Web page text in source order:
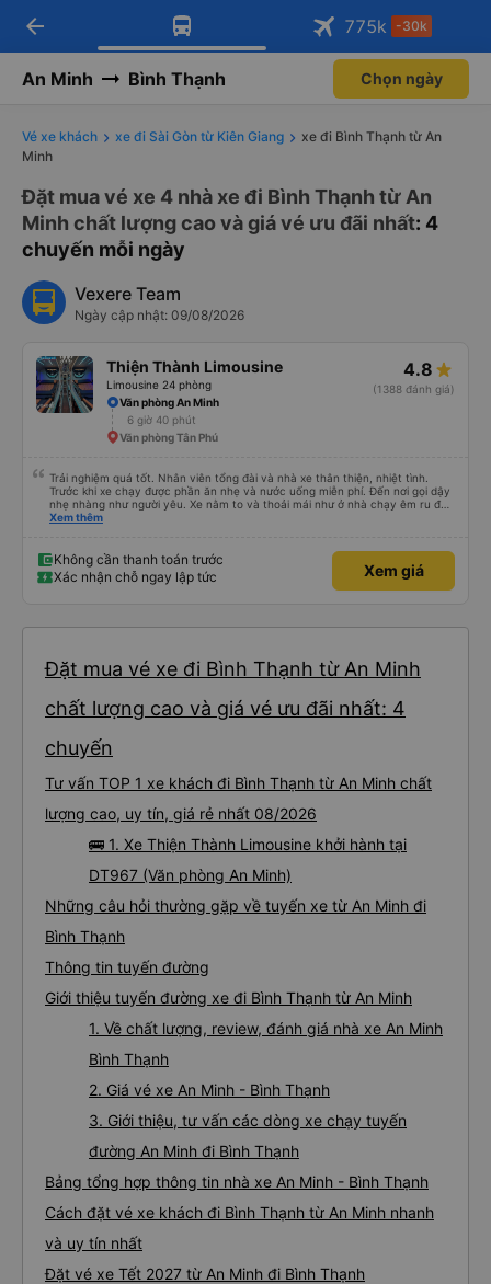
Tải app Vexere ngay!
Nhận ưu đãi thành viên độc
Mở app
Tải app Vexere
-30k/ghế khi đặt vé máy bay qua
Mở app
arrow_back 775k -30k
An Minh Bình Thạnh Chọn ngày
Vé xe khách xe đi Sài Gòn từ Kiên Giang
xe đi Bình Thạnh từ An
Minh
Đặt mua vé xe 4 nhà xe đi Bình Thạnh từ An
Minh chất lượng cao và giá vé ưu đãi nhất: 4
chuyến mỗi ngày
Vexere Team
Ngày cập nhật: 09/08/2026
Thiện Thành Limousine
Limousine 24 phòng
4.8
(1388 đánh giá)
Văn phòng An Minh
6 giờ 40 phút
Văn phòng Tân Phú
Trải nghiệm quá tốt. Nhân viên tổng đài và nhà xe thân thiện, nhiệt tình.
Trước khi xe chạy được phần ăn nhẹ và nước uống miễn phí. Đến nơi gọi dậy
nhẹ nhàng như người yêu. Xe nằm to và thoải mái như ở nhà chạy êm ru đến
nơi lúc nào không hay luôn. I had very good experience with this bus
woke us up as they were waking up up their lovers. If you are foreigners and
planning to take this bus, please don’t hesitate as the seats are big and
comfortable enough for you to sleep on.
Xem thêm
Không cần thanh toán trước
Xác nhận chỗ ngay lập tức
Xem giá
Đặt mua vé xe đi Bình Thạnh từ An Minh
chất lượng cao và giá vé ưu đãi nhất: 4
chuyến
Tư vấn TOP 1 xe khách đi Bình Thạnh từ An Minh chất
lượng cao, uy tín, giá rẻ nhất 08/2026
🚌 1. Xe Thiện Thành Limousine khởi hành tại
DT967 (Văn phòng An Minh)
Những câu hỏi thường gặp về tuyến xe từ An Minh đi
Bình Thạnh
Thông tin tuyến đường
Giới thiệu tuyến đường xe đi Bình Thạnh từ An Minh
1. Về chất lượng, review, đánh giá nhà xe An Minh
Bình Thạnh
2. Giá vé xe An Minh - Bình Thạnh
3. Giới thiệu, tư vấn các dòng xe chạy tuyến
đường An Minh đi Bình Thạnh
Bảng tổng hợp thông tin nhà xe An Minh - Bình Thạnh
Cách đặt vé xe khách đi Bình Thạnh từ An Minh nhanh
và uy tín nhất
Đặt vé xe Tết 2027 từ An Minh đi Bình Thạnh